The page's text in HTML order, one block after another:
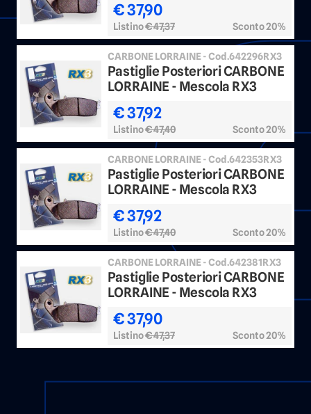
€ 37,90
Listino€ 47,37 Sconto 20%
CARBONE LORRAINE - Cod.642296RX3
Pastiglie Posteriori CARBONE
LORRAINE - Mescola RX3
€ 37,92
Listino€ 47,40 Sconto 20%
CARBONE LORRAINE - Cod.642353RX3
Pastiglie Posteriori CARBONE
LORRAINE - Mescola RX3
€ 37,92
Listino€ 47,40 Sconto 20%
CARBONE LORRAINE - Cod.642381RX3
Pastiglie Posteriori CARBONE
LORRAINE - Mescola RX3
€ 37,90
Listino€ 47,37 Sconto 20%